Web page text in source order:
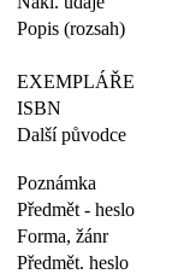
Popis (rozsah)
EXEMPLÁŘE
ISBN
Další původce
Poznámka
Předmět - heslo
Forma, žánr
Předmět. heslo